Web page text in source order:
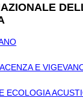
E
ECOLOGIA